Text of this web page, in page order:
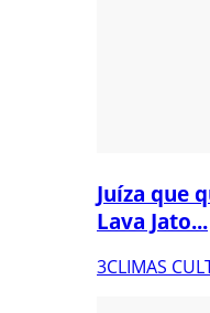
Juíza que
Lava Jato...
3CLIMAS